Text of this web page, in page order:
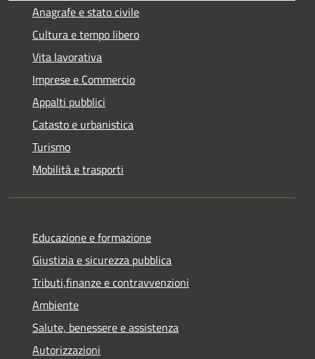
Anagrafe e stato civile
Cultura e tempo libero
Vita lavorativa
Imprese e Commercio
Appalti pubblici
Catasto e urbanistica
Turismo
Mobilità e trasporti
Educazione e formazione
Giustizia e sicurezza pubblica
Tributi,finanze e contravvenzioni
Ambiente
Salute, benessere e assistenza
Autorizzazioni